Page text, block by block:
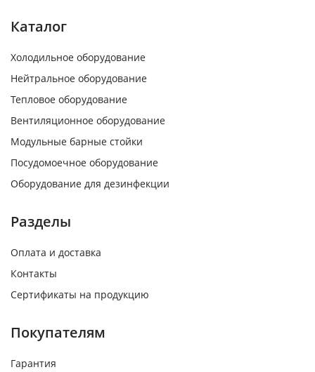
Каталог
Холодильное оборудование
Нейтральное оборудование
Тепловое оборудование
Вентиляционное оборудование
Модульные барные стойки
Посудомоечное оборудование
Оборудование для дезинфекции
Разделы
Оплата и доставка
Контакты
Сертификаты на продукцию
Покупателям
Гарантия